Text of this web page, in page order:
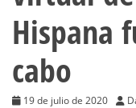
Hispana
cabo
19 de julio de 2020